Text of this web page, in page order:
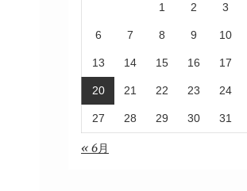
1 2 3
6 7 8 9 10
13 14 15 16 17
20 21 22 23 24
27 28 29 30 31
« 6月